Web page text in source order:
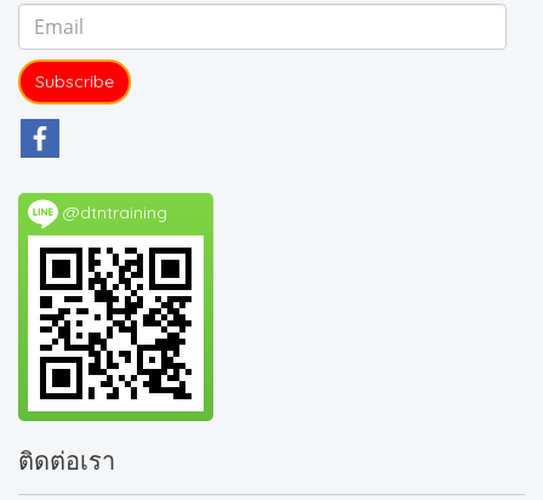
Subscribe
@dtntraining
ติดต่อเรา